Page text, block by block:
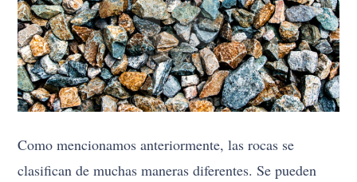
Como mencionamos anteriormente, las rocas se
clasifican de muchas maneras diferentes. Se pueden